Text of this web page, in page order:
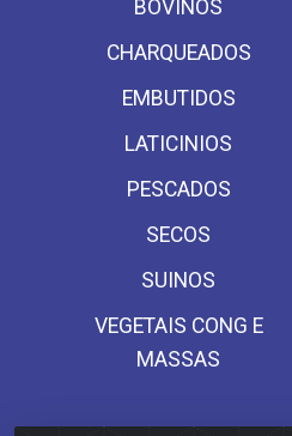
BOVINOS
CHARQUEADOS
EMBUTIDOS
LATICINIOS
PESCADOS
SECOS
SUINOS
VEGETAIS CONG E
MASSAS